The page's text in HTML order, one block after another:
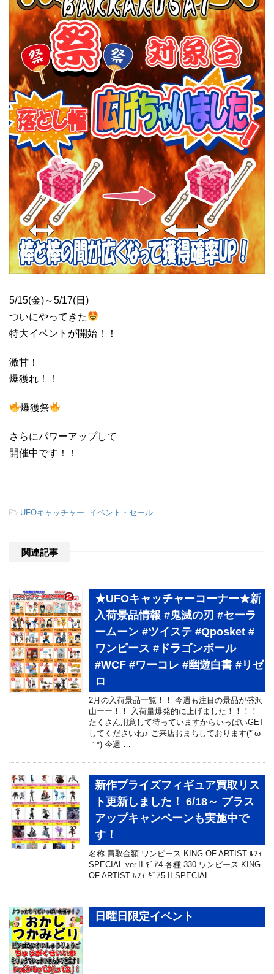
5/15(金)～5/17(日)
ついにやってきた
特大イベントが開始！！
激甘！
爆獲れ！！
爆獲祭
さらにパワーアップして
開催中です！！
-UFOキャッチャー イベント・セール
関連記事
★UFOキャッチャーコーナー★新
入荷景品情報 #鬼滅の刃 #セーラ
ームーン #ツイステ #Qposket #
ワンピース #ドラゴンボール
#WCF #ワーコレ #幽遊白書 #リゼ
ロ
2月の入荷景品一覧！！ 今週も注目の景品が盛沢
山ーー！！ 入荷量爆発的に上げました！！！！
たくさん用意して待っていますからいっぱいGET
してくださいね♪ ご来店おまちしております(*´ω
｀*) 今週 …
新作プライズフィギュア買取リス
ト更新しました！ 6/18～ プラス
アップキャンペーンも実施中で
す！
名称 買取金額 ワンピース KING OF ARTIST ﾙﾌｨ
SPECIAL ver.II ｷﾞｱ4 各種 330 ワンピース KING
OF ARTIST ﾙﾌｨ ｷﾞｱ5 II SPECIAL …
日曜日限定イベント